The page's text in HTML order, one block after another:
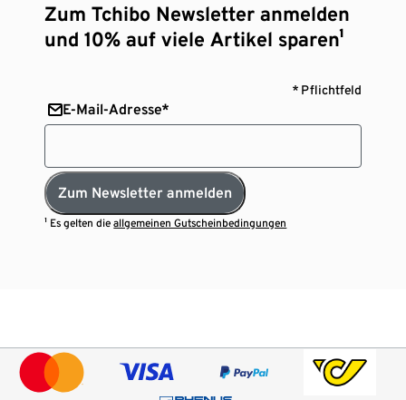
Zum Tchibo Newsletter anmelden
und 10% auf viele Artikel sparen¹
* Pflichtfeld
E-Mail-Adresse*
Zum Newsletter anmelden
¹ Es gelten dieallgemeinen Gutscheinbedingungen